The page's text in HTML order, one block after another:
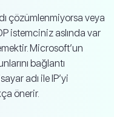
çözümlenmiyorsa veya
istemciniz aslında var
Microsoft’un
bağlantı
adı ile IP’yi
önerir.